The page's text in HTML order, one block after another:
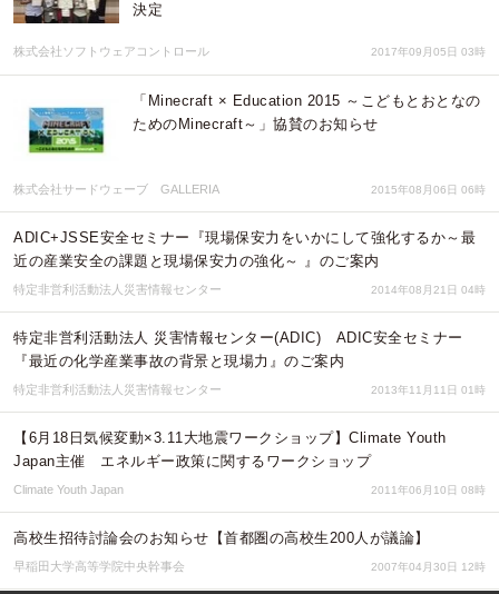
決定
株式会社ソフトウェアコントロール 2017年09月05日 03時
「Minecraft × Education 2015 ～こどもとおとなの
ためのMinecraft～」協賛のお知らせ
株式会社サードウェーブ GALLERIA 2015年08月06日 06時
ADIC+JSSE安全セミナー『現場保安力をいかにして強化するか～最
近の産業安全の課題と現場保安力の強化～ 』のご案内
特定非営利活動法人災害情報センター 2014年08月21日 04時
特定非営利活動法人 災害情報センター(ADIC) ADIC安全セミナー
『最近の化学産業事故の背景と現場力』のご案内
特定非営利活動法人災害情報センター 2013年11月11日 01時
【6月18日気候変動×3.11大地震ワークショップ】Climate Youth
Japan主催 エネルギー政策に関するワークショップ
Climate Youth Japan 2011年06月10日 08時
高校生招待討論会のお知らせ【首都圏の高校生200人が議論】
早稲田大学高等学院中央幹事会 2007年04月30日 12時